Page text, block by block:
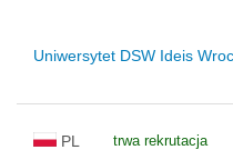
Uniwersytet DSW Ideis
PL trwa rekrutacja